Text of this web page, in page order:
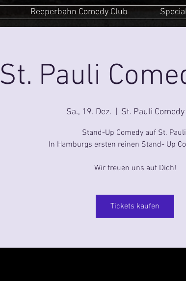
Reeperbahn Comedy Club
St. Pauli
Sa., 19. Dez. St. Pauli
Stand-Up Comedy auf St.
In Hamburgs ersten reinen Stand- Up
Wir freuen uns auf Dich!
Tickets kaufen